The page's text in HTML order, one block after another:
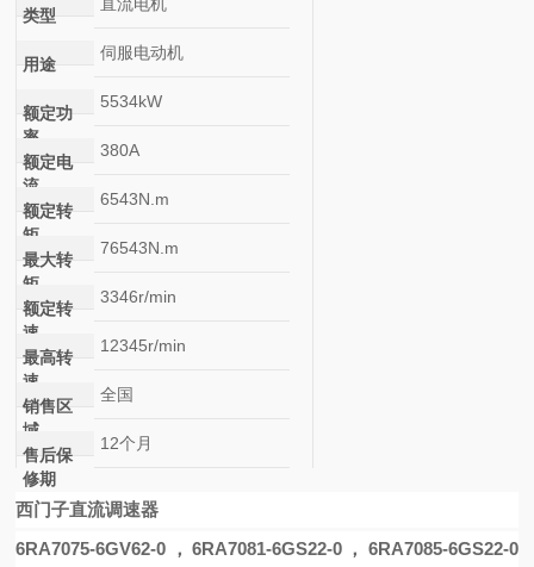
类型
用途
伺服电动机
额定功
率
5534kW
额定电
流
380A
额定转
矩
6543N.m
最大转
矩
76543N.m
额定转
速
3346r/min
最高转
速
12345r/min
销售区
域
全国
售后保
修期
12个月
西门子直流调速器
6RA7075-6GV62-0 ， 6RA7081-6GS22-0 ， 6RA7085-6GS22-0